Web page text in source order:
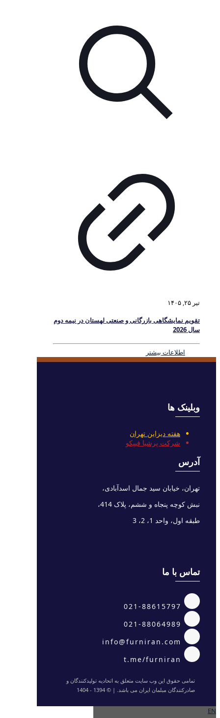
تیر ۲۵, ۱۴۰۵
تقویم نمایشگاهی بازرگانی و صنعتی لهستان در نیمه دوم
سال 2026
اطلاعات بیشتر
وبلینک ها
هفته دیزاین تهران
شرکت پرشیا فیپکو
آدرس
تهران، خیابان سید جمال اسدآبادی،
نبش کوچه پنجاه و ششم، پلاک 414،
طبقه اول، واحد 1، 2، 3
تماس با ما
تمامی حقوق این وب سایت متعلق به اتحادیه تولیدکنندگان و
صادرکنندگان مبلمان ایران می باشد. | © 1394 - 1404
EN